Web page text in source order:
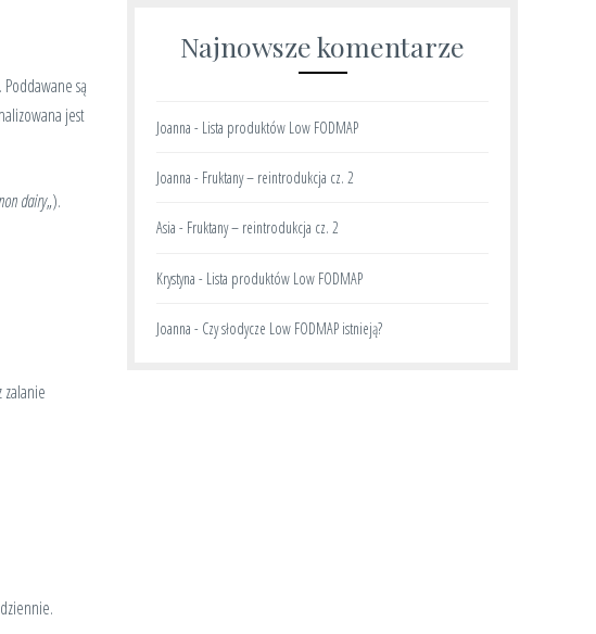
są
jest
dairy„).
zalanie
Najnowsze komentarze
Joanna - Lista produktów Low FODMAP
Joanna - Fruktany – reintrodukcja cz. 2
Asia - Fruktany – reintrodukcja cz. 2
Krystyna - Lista produktów Low FODMAP
Joanna - Czy słodycze Low FODMAP istnieją?